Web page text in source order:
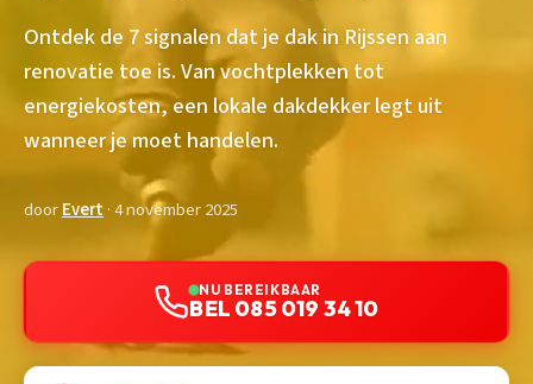
Ontdek de 7 signalen dat je dak in Rijssen aan
renovatie toe is. Van vochtplekken tot
energiekosten, een lokale dakdekker legt uit
wanneer je moet handelen.
doorEvert· 4 november 2025
NU BEREIKBAAR
BEL 085 019 34 10